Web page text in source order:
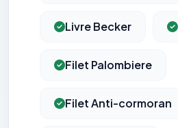
Livre Becker
Filet Palombiere
Filet Anti-cormoran